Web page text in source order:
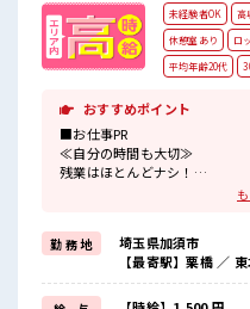
未経験者OK 高
休憩室あり
ロ
平均年齢20代
おすすめポイント
■お仕事PR
≪自分の時間も大切≫
残業はほとんどナシ！
場合によってはお願いするこ
週末は家族や友人と一緒にプラ
≪髪色自由で自分らしく働く≫
明るすぎたり奇抜でなければ
(規定有)制服があると毎日の
勤 務 地
埼玉県加須市
【最寄駅】栗橋 ／